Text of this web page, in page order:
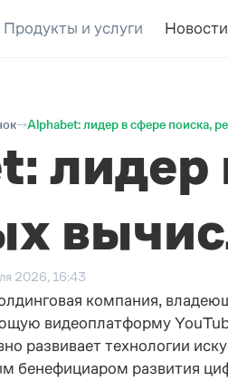
Продукты и услуги
Alphabet: лидер в сфере поиска,
лидер
2026, 16:43
компания,
видеоплатформу
развивает технологии
бенефициаром развития